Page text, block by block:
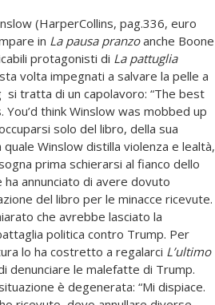
(HarperCollins, pag.336, euro
in La pausa pranzoanche Boone
protagonisti di La pattuglia
volta impegnati a salvare la pelle a
si tratta di un capolavoro: “The best
think Winslow was mobbed up
solo del libro, della sua
Winslow distilla violenza e lealtà,
prima schierarsi al fianco dello
ha annunciato di avere dovuto
del libro per le minacce ricevute.
che avrebbe lasciato la
politica contro Trump. Per
lo ha costretto a regalarci L’ultimo
denunciare le malefatte di Trump.
è degenerata: “Mi dispiace.